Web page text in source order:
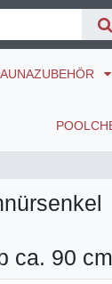
ca. 90 cm